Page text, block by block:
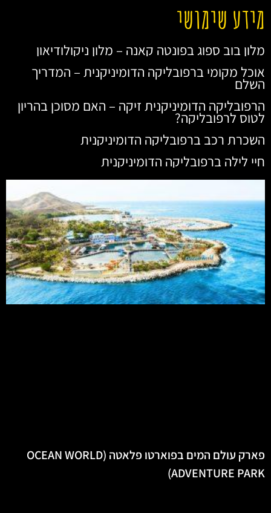
מידע שימושי
מלון בוב ספוג בפונטה קאנה – מלון ניקולודיאון
אוכל מקומי ברפובליקה הדומיניקנית – המדריך
השלם
הרפובליקה הדומיניקנית זיקה – האם מסוכן בהריון
לטוס לרפובליקה?
השכרת רכב ברפובליקה הדומיניקנית
חיי לילה ברפובליקה הדומיניקנית
פארק עולם המים בפוארטו פלאטה (OCEAN WORLD
ADVENTURE PARK)